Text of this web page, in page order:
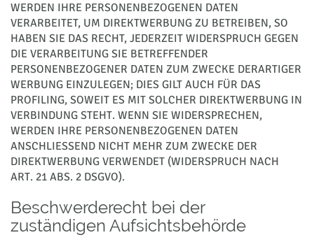
WERDEN IHRE PERSONENBEZOGENEN DATEN
VERARBEITET, UM DIREKTWERBUNG ZU BETREIBEN, SO
HABEN SIE DAS RECHT, JEDERZEIT WIDERSPRUCH GEGEN
DIE VERARBEITUNG SIE BETREFFENDER
PERSONENBEZOGENER DATEN ZUM ZWECKE DERARTIGER
WERBUNG EINZULEGEN; DIES GILT AUCH FÜR DAS
PROFILING, SOWEIT ES MIT SOLCHER DIREKTWERBUNG IN
VERBINDUNG STEHT. WENN SIE WIDERSPRECHEN,
WERDEN IHRE PERSONENBEZOGENEN DATEN
ANSCHLIESSEND NICHT MEHR ZUM ZWECKE DER
DIREKTWERBUNG VERWENDET (WIDERSPRUCH NACH
ART. 21 ABS. 2 DSGVO).
Beschwerderecht bei der
zuständigen Aufsichtsbehörde